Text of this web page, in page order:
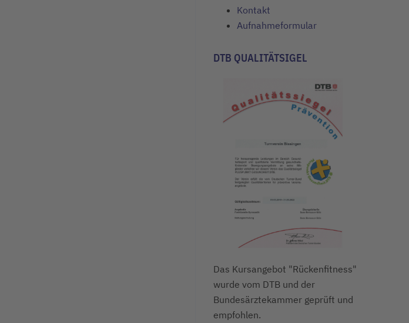
Kontakt
Aufnahmeformular
DTB QUALITÄTSIGEL
Das Kursangebot "Rückenfitness"
wurde vom DTB und der
Bundesärztekammer geprüft und
empfohlen.